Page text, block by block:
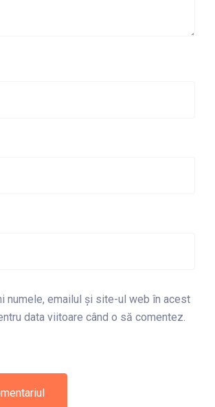
numele, emailul și site-ul web în acest
data viitoare când o să comentez.